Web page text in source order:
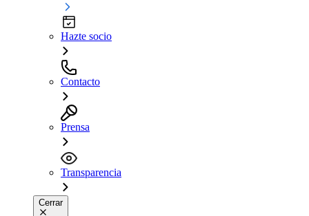
Hazte socio
Contacto
Prensa
Transparencia
Cerrar